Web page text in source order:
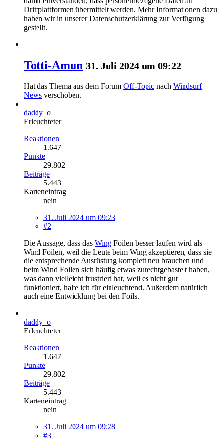
Drittplattformen übermittelt werden. Mehr Informationen dazu
haben wir in unserer Datenschutzerklärung zur Verfügung
gestellt.
Totti-Amun 31. Juli 2024 um 09:22
Hat das Thema aus dem Forum Off-Topic nach Windsurf
News verschoben.
daddy_o
Erleuchteter
Reaktionen
1.647
Punkte
29.802
Beiträge
5.443
Karteneintrag
nein
31. Juli 2024 um 09:23
#2
Die Aussage, dass das Wing Foilen besser laufen wird als
Wind Foilen, weil die Leute beim Wing akzeptieren, dass sie
die entsprechende Ausrüstung komplett neu brauchen und
beim Wind Foilen sich häufig etwas zurechtgebastelt haben,
was dann vielleicht frustriert hat, weil es nicht gut
funktioniert, halte ich für einleuchtend. Außerdem natürlich
auch eine Entwicklung bei den Foils.
daddy_o
Erleuchteter
Reaktionen
1.647
Punkte
29.802
Beiträge
5.443
Karteneintrag
nein
31. Juli 2024 um 09:28
#3